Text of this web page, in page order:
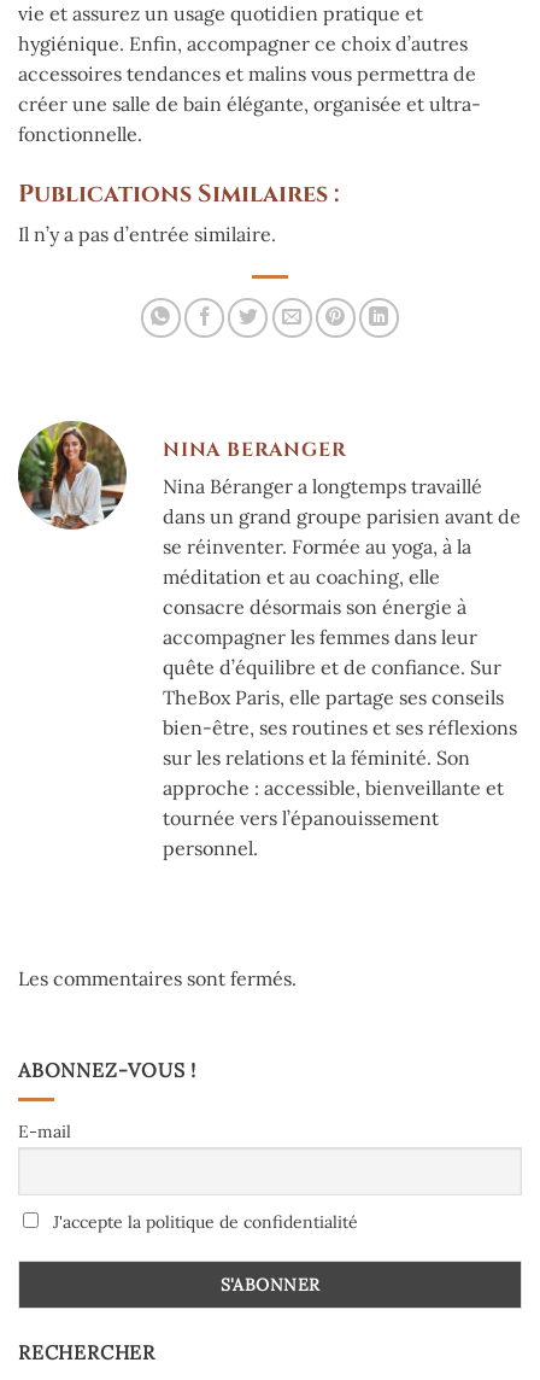
vie et assurez un usage quotidien pratique et
hygiénique. Enfin, accompagner ce choix d’autres
accessoires tendances et malins vous permettra de
créer une salle de bain élégante, organisée et ultra-
fonctionnelle.
Publications Similaires :
Il n’y a pas d’entrée similaire.
NINA BERANGER
Nina Béranger a longtemps travaillé
dans un grand groupe parisien avant de
se réinventer. Formée au yoga, à la
méditation et au coaching, elle
consacre désormais son énergie à
accompagner les femmes dans leur
quête d’équilibre et de confiance. Sur
TheBox Paris, elle partage ses conseils
bien-être, ses routines et ses réflexions
sur les relations et la féminité. Son
approche : accessible, bienveillante et
tournée vers l’épanouissement
personnel.
Les commentaires sont fermés.
ABONNEZ-VOUS !
E-mail
J'accepte la politique de confidentialité
RECHERCHER